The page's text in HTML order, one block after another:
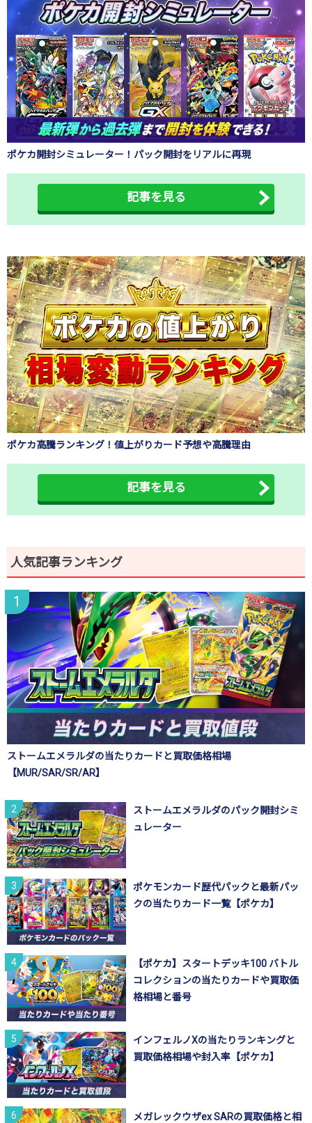
ポケカ開封シミュレーター！パック開封をリアルに再現
記事を見る
ポケカ高騰ランキング！値上がりカード予想や高騰理由
記事を見る
人気記事ランキング
ストームエメラルダの当たりカードと買取価格相場
【MUR/SAR/SR/AR】
ストームエメラルダのパック開封シミ
ュレーター
ポケモンカード歴代パックと最新パッ
クの当たりカード一覧【ポケカ】
【ポケカ】スタートデッキ100 バトル
コレクションの当たりカードや買取価
格相場と番号
インフェルノXの当たりランキングと
買取価格相場や封入率【ポケカ】
メガレックウザex SARの買取価格と相